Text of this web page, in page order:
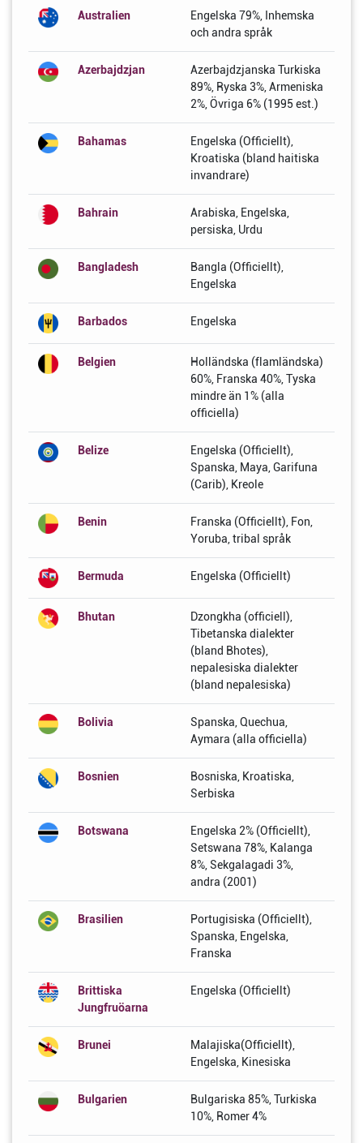
Australien
Engelska 79%, Inhemska
och andra språk
Azerbajdzjan
Azerbajdzjanska Turkiska
89%, Ryska 3%, Armeniska
2%, Övriga 6% (1995 est.)
Bahamas
Engelska (Officiellt),
Kroatiska (bland haitiska
invandrare)
Bahrain
Arabiska, Engelska,
persiska, Urdu
Bangladesh
Bangla (Officiellt),
Engelska
Barbados Engelska
Belgien
Holländska (flamländska)
60%, Franska 40%, Tyska
mindre än 1% (alla
officiella)
Belize
Engelska (Officiellt),
Spanska, Maya, Garifuna
(Carib), Kreole
Benin
Franska (Officiellt), Fon,
Yoruba, tribal språk
Bermuda Engelska (Officiellt)
Bhutan
Dzongkha (officiell),
Tibetanska dialekter
(bland Bhotes),
nepalesiska dialekter
(bland nepalesiska)
Bolivia
Spanska, Quechua,
Aymara (alla officiella)
Bosnien
Bosniska, Kroatiska,
Serbiska
Botswana
Engelska 2% (Officiellt),
Setswana 78%, Kalanga
8%, Sekgalagadi 3%,
andra (2001)
Brasilien
Portugisiska (Officiellt),
Spanska, Engelska,
Franska
Brittiska
Jungfruöarna
Engelska (Officiellt)
Brunei
Malajiska(Officiellt),
Engelska, Kinesiska
Bulgarien
Bulgariska 85%, Turkiska
10%, Romer 4%